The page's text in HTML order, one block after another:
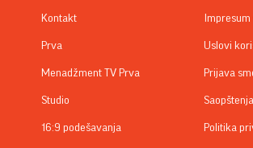
Kontakt
Prva
Menadžment TV Prva
Studio
16:9 podešavanja
Impresum
Uslovi
Prijava
Saopštenja
Politika